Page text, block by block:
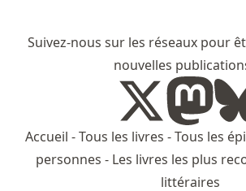
Suivez-nous sur les réseaux pour
nouvelles
Accueil -Tous les livres -Tous les
personnes - Les livres les plus
littéraires